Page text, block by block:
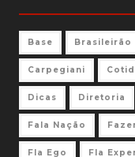
Base Brasileirão
Carpegiani
Dicas Diretoria
Fala Nação
Fla Ego Fla